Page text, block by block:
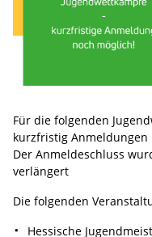
Für die folgenden
kurzfristig Anmeldungen
Der Anmeldeschluss
verlängert
Die folgenden
Hessische